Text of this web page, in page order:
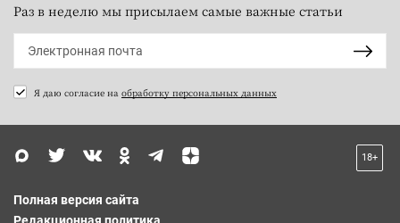
Раз в неделю мы присылаем самые важные статьи
Я даю согласие на обработку персональных данных
18+
Полная версия сайта
Редакционная политика